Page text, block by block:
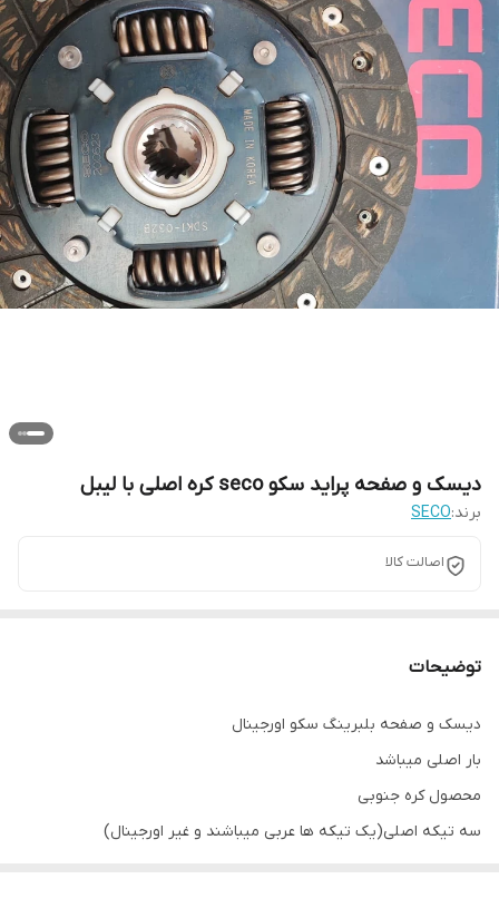
دیسک و صفحه پراید سکو seco کره اصلی با لیبل
برند:SECO
اصالت کالا
توضیحات
دیسک و صفحه بلبرینگ سکو اورجینال
بار اصلی میباشد
محصول کره جنوبی
سه تیکه اصلی(یک تیکه ها عربی میباشند و غیر اورجینال)